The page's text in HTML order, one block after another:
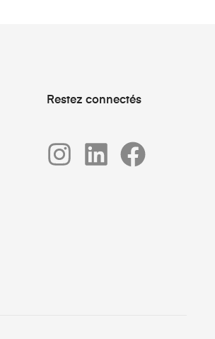
Restez connectés